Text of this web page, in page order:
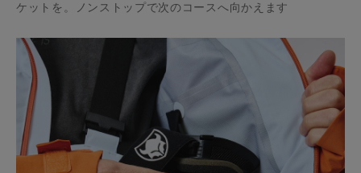
ケットを。ノンストップで次のコースへ向かえます